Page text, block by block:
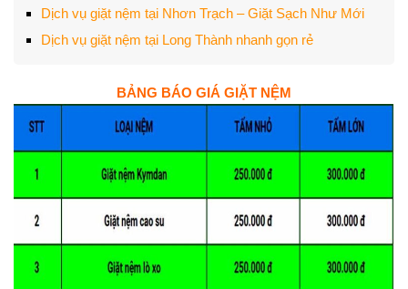
Dịch vụ giặt nệm tại Nhơn Trạch – Giặt Sạch Như Mới
Dịch vụ giặt nệm tại Long Thành nhanh gọn rẻ
BẢNG BÁO GIÁ GIẶT NỆM